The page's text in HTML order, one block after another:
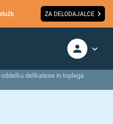
ZA DELODAJALCE
oddelku delikatese in toplega